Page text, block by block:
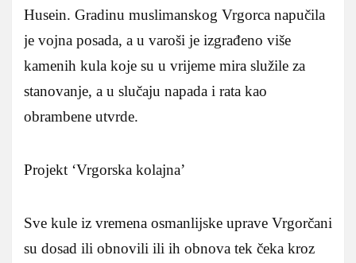
Husein. Gradinu muslimanskog Vrgorca napučila
je vojna posada, a u varoši je izgrađeno više
kamenih kula koje su u vrijeme mira služile za
stanovanje, a u slučaju napada i rata kao
obrambene utvrde.
Projekt ‘Vrgorska kolajna’
Sve kule iz vremena osmanlijske uprave Vrgorčani
su dosad ili obnovili ili ih obnova tek čeka kroz